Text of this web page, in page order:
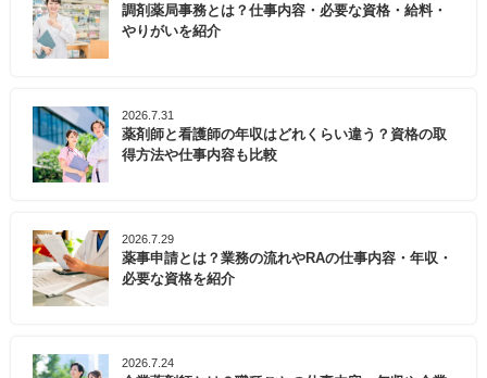
調剤薬局事務とは？仕事内容・必要な資格・給料・
やりがいを紹介
2026.7.31
薬剤師と看護師の年収はどれくらい違う？資格の取
得方法や仕事内容も比較
2026.7.29
薬事申請とは？業務の流れやRAの仕事内容・年収・
必要な資格を紹介
2026.7.24